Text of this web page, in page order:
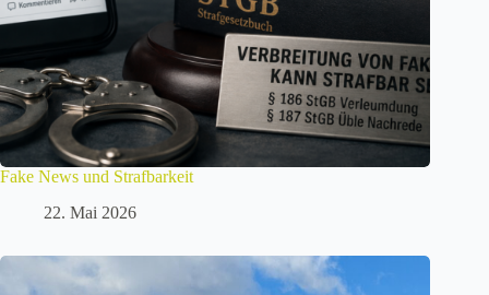
Fake News und Strafbarkeit
22. Mai 2026